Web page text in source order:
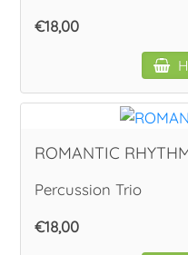
€18,00
ROMANTIC
Percussion Trio
€18,00